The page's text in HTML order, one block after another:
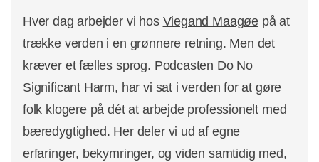
Hver dag arbejder vi hos Viegand Maagøe på at
trække verden i en grønnere retning. Men det
kræver et fælles sprog. Podcasten Do No
Significant Harm, har vi sat i verden for at gøre
folk klogere på dét at arbejde professionelt med
bæredygtighed. Her deler vi ud af egne
erfaringer, bekymringer, og viden samtidig med,